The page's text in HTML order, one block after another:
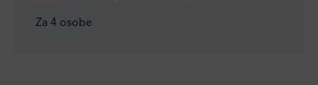
Za 4 osobe